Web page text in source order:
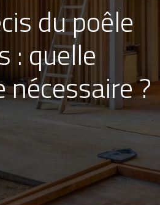
du poêle
: quelle
nécessaire ?